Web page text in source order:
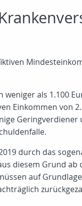
als 1.100
Einkommen von
Geringverdiener
durch das
diesem Grund ab
auf